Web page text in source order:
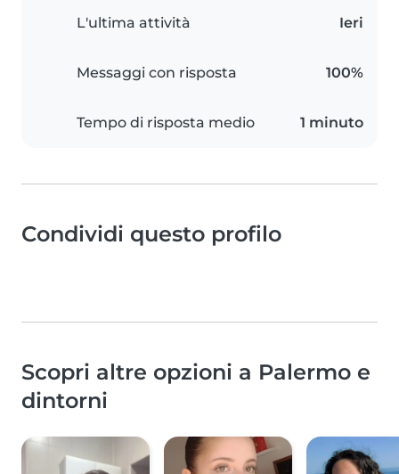
L'ultima attività Ieri
Messaggi con risposta 100%
Tempo di risposta medio 1 minuto
Condividi questo profilo
Scopri altre opzioni a Palermo e
dintorni